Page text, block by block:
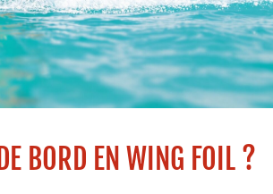
BORD EN WING FOIL ?